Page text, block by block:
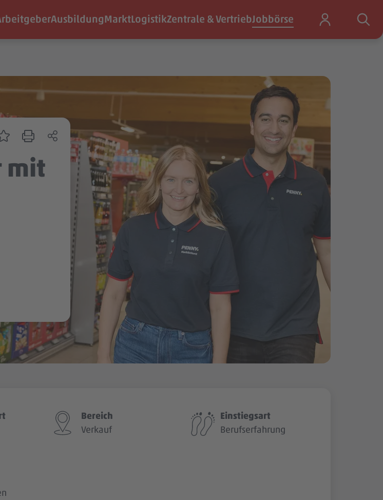
AusbildungMarktLogistikZentrale & VertriebJobbörse
mit
Bereich
Verkauf
Einstiegsart
Berufserfahrung